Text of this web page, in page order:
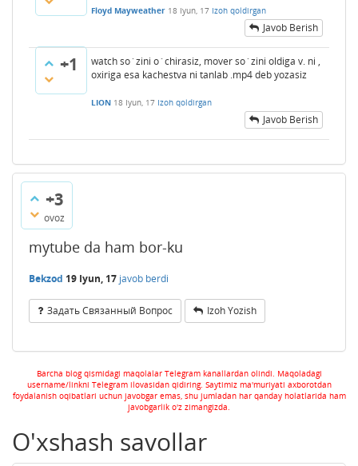
Floyd Mayweather 18 Iyun, 17 Izoh qoldirgan
Javob Berish
+1
watch so`zini o`chirasiz, mover so`zini oldiga v. ni ,
oxiriga esa kachestva ni tanlab .mp4 deb yozasiz
LION 18 Iyun, 17 Izoh qoldirgan
Javob Berish
+3
ovoz
mytube da ham bor-ku
Bekzod 19 Iyun, 17 javob berdi
Задать Связанный Вопрос Izoh Yozish
Barcha blog qismidagi maqolalar Telegram kanallardan olindi. Maqoladagi
username/linkni Telegram ilovasidan qidiring. Saytimiz ma'muriyati axborotdan
foydalanish oqibatlari uchun javobgar emas, shu jumladan har qanday holatlarida ham
javobgarlik o'z zimangizda.
O'xshash savollar